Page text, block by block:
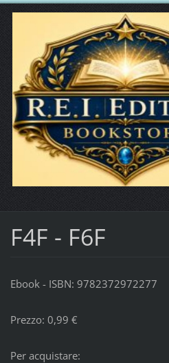
F4F - F6F
Ebook - ISBN: 9782372972277
Prezzo: 0,99 €
Per acquistare: